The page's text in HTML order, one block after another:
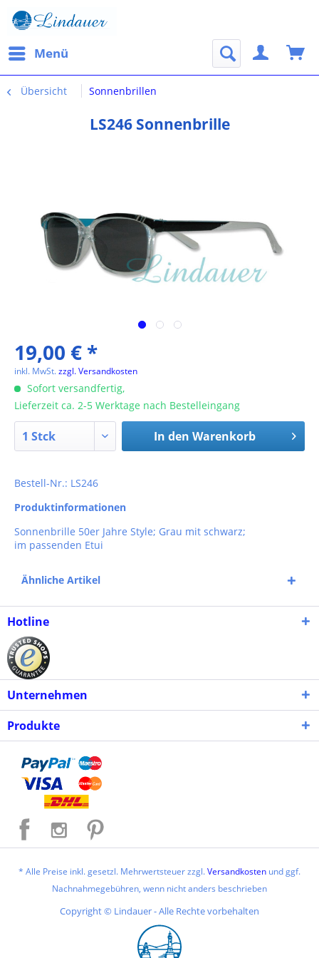
Menü
Übersicht Sonnenbrillen
LS246 Sonnenbrille
19,00 € *
inkl. MwSt.zzgl. Versandkosten
Sofort versandfertig,
Lieferzeit ca. 2-5 Werktage nach Bestelleingang
In den Warenkorb
Bestell-Nr.: LS246
Produktinformationen
Sonnenbrille 50er Jahre Style; Grau mit schwarz;
im passenden Etui
Ähnliche Artikel
Hotline
Unternehmen
Produkte
* Alle Preise inkl. gesetzl. Mehrwertsteuer zzgl.Versandkosten und ggf.
Nachnahmegebühren, wenn nicht anders beschrieben
Copyright © Lindauer - Alle Rechte vorbehalten